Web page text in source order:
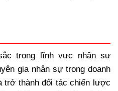
trong lĩnh vực nhân sự
gia nhân sự trong doanh
trở thành đối tác chiến lược